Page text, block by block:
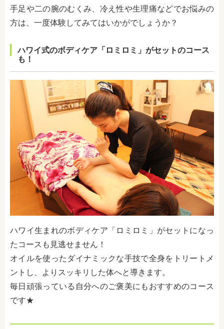
手足や二の腕のむくみ、冷え性や生理痛などでお悩みの
方は、一度体験してみてはいかがでしょうか？
ハワイ式のボディケア「ロミロミ」がセットのコース
も！
ハワイ生まれのボディケア「ロミロミ」がセットになっ
たコースも見逃せません！
オイルを使ったダイナミックな手技で全身をトリートメ
ントし、よりスッキリした体へと導きます。
毎日頑張っている自分へのご褒美にもおすすめのコース
です★